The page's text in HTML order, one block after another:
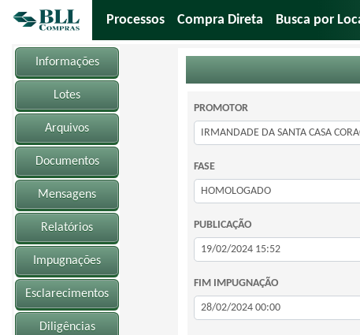
Processos Compra Direta Busca por
Informações
Lotes
Arquivos
Documentos
Mensagens
Relatórios
Impugnações
Esclarecimentos
Diligências
PROMOTOR
FASE
PUBLICAÇÃO
FIM IMPUGNAÇÃO